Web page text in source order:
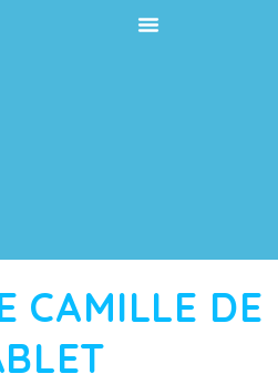
CAMILLE DE